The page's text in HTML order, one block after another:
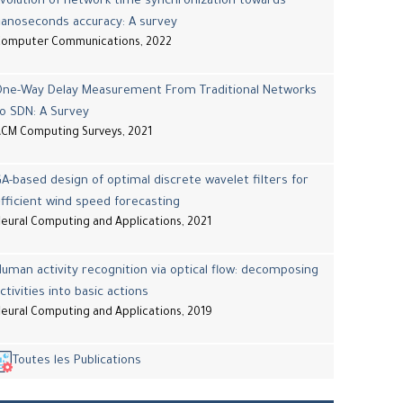
accuracy: A survey
Communications, 2022
Way Delay Measurement From Traditional Networks
SDN: A Survey
Computing Surveys, 2021
based design of optimal discrete wavelet filters for
wind speed forecasting
Computing and Applications, 2021
activity recognition via optical flow: decomposing
into basic actions
Computing and Applications, 2019
Toutes les Publications